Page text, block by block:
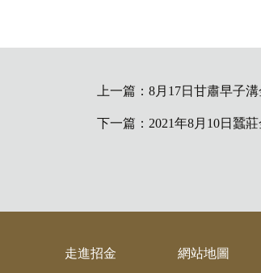
上一篇： 8月17日甘肅早子
下一篇： 2021年8月10日蠶
走進招金 網站地圖